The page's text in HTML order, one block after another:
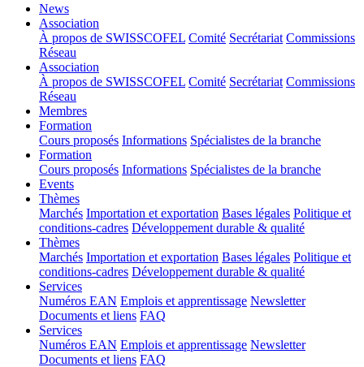
News(current)
Association
À propos de SWISSCOFEL Comité Secrétariat Commissions
Réseau
Association
À propos de SWISSCOFEL Comité Secrétariat Commissions
Réseau
Membres(current)
Formation
Cours proposés Informations Spécialistes de la branche
Formation
Cours proposés Informations Spécialistes de la branche
Events(current)
Thèmes(current)
Marchés Importation et exportation Bases légales Politique et
conditions-cadres Développement durable & qualité
Thèmes(current)
Marchés Importation et exportation Bases légales Politique et
conditions-cadres Développement durable & qualité
Services(current)
Numéros EAN Emplois et apprentissage Newsletter
Documents et liens FAQ
Services(current)
Numéros EAN Emplois et apprentissage Newsletter
Documents et liens FAQ